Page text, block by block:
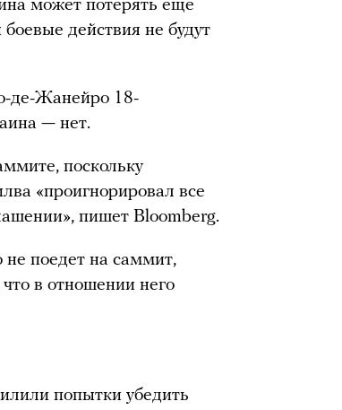
может потерять еще
действия не будут
де-Жанейро 18-
— нет.
поскольку
«проигнорировал все
пишет Bloomberg.
не поедет на саммит,
в отношении него
попытки убедить